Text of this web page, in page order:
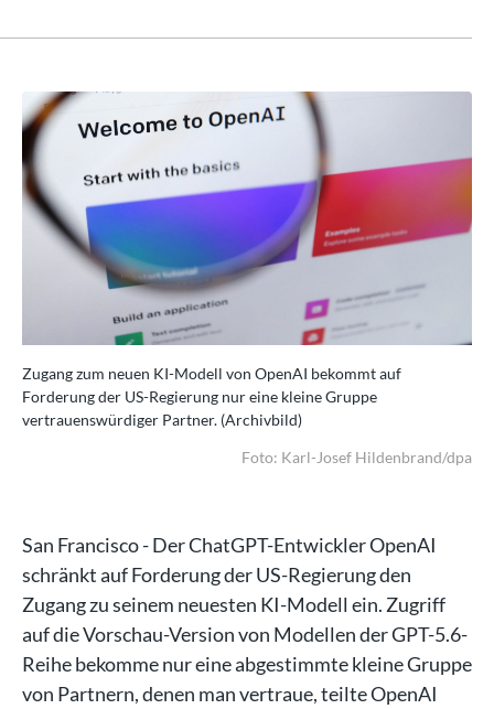
Zugang zum neuen KI-Modell von OpenAI bekommt auf
Forderung der US-Regierung nur eine kleine Gruppe
vertrauenswürdiger Partner. (Archivbild)
Foto: Karl-Josef Hildenbrand/dpa
San Francisco - Der ChatGPT-Entwickler OpenAI
schränkt auf Forderung der US-Regierung den
Zugang zu seinem neuesten KI-Modell ein. Zugriff
auf die Vorschau-Version von Modellen der GPT-5.6-
Reihe bekomme nur eine abgestimmte kleine Gruppe
von Partnern, denen man vertraue, teilte OpenAI